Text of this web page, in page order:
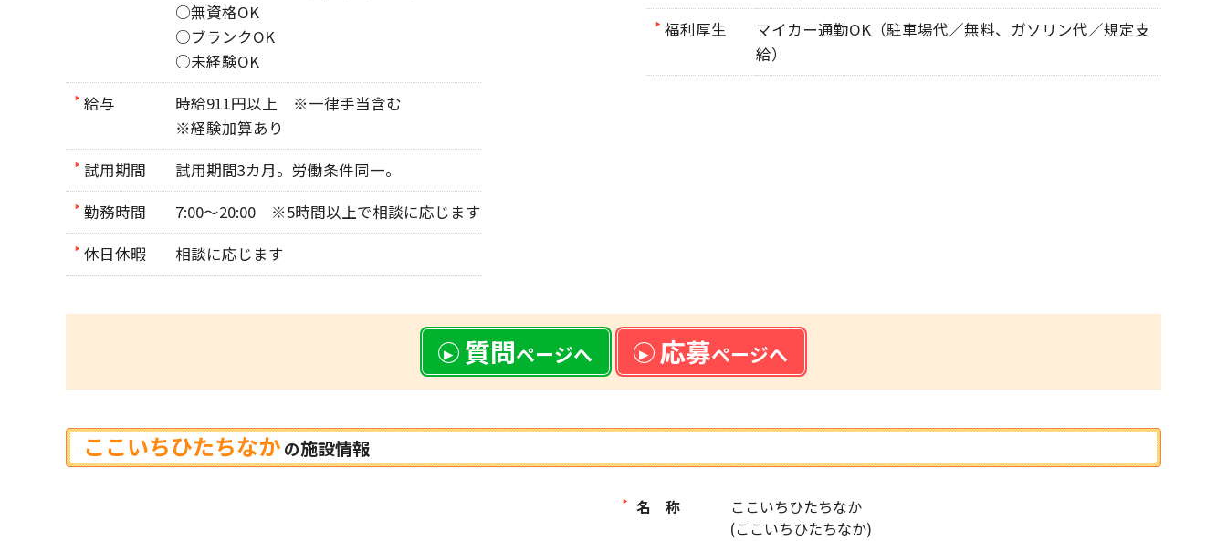
○無資格OK
○ブランクOK
○未経験OK
給与
時給911円以上 ※一律手当含む
※経験加算あり
試用期間
試用期間3カ月。労働条件同一。
勤務時間
7:00～20:00 ※5時間以上で相談に応じます
休日休暇
相談に応じます
福利厚生
マイカー通勤OK（駐車場代／無料、ガソリン代／規定支
給）
質問ページへ 応募ページへ
ここいちひたちなか の施設情報
名 称
ここいちひたちなか
(ここいちひたちなか)